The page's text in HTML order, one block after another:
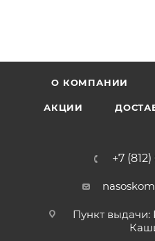
О КОМПАНИИ
АКЦИИ
+7
Пункт выдачи: